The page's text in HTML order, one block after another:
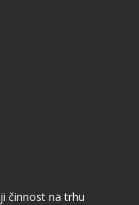
činnost na trhu